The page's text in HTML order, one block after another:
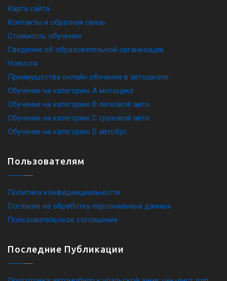
Карта сайта
Контакты и обратная связь
Стоимость обучения
Сведения об образовательной организации
Новости
Преимущества онлайн обучения в автошколе
Обучение на категорию A мотоцикл
Обучение на категорию B легковой авто
Обучение на категорию C грузовой авто
Обучение на категорию D автобус
Пользователям
Политика конфиденциальности
Согласие на обработку персональных данных
Пользовательское соглашение
Последние Публикации